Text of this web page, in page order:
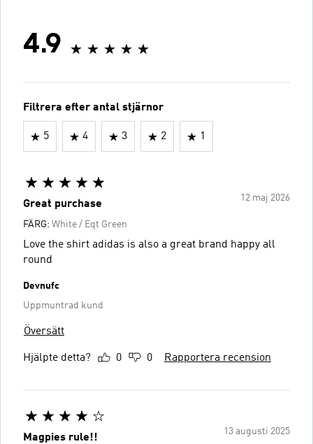
4.9
Filtrera efter antal stjärnor
5 4 3 2 1
12 maj 2026
Great purchase
FÄRG: White / Eqt Green
Love the shirt adidas is also a great brand happy all
round
Devnufc
Uppmuntrad kund
Översätt
Hjälpte detta? 0 0 Rapportera recension
13 augusti 2025
Magpies rule!!